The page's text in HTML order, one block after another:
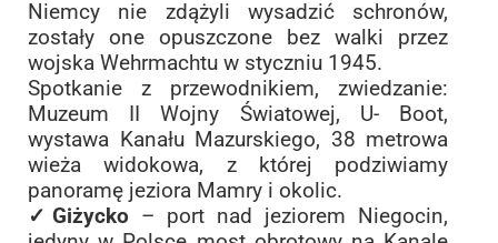
Niemcy nie zdążyli wysadzić schronów,
zostały one opuszczone bez walki przez
wojska Wehrmachtu w styczniu 1945.
Spotkanie z przewodnikiem, zwiedzanie:
Muzeum II Wojny Światowej, U- Boot,
wystawa Kanału Mazurskiego, 38 metrowa
wieża widokowa, z której podziwiamy
panoramę jeziora Mamry i okolic.
✓Giżycko – port nad jeziorem Niegocin,